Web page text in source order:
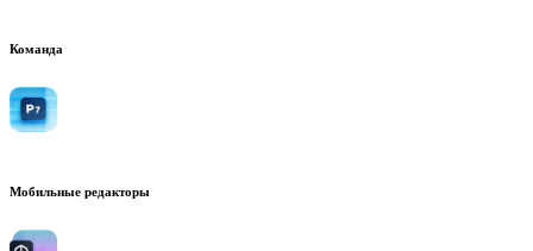
Команда
Мобильные редакторы